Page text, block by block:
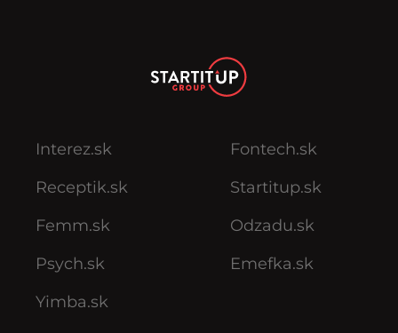
Interez.sk
Receptik.sk
Femm.sk
Psych.sk
Yimba.sk
Fontech.sk
Startitup.sk
Odzadu.sk
Emefka.sk